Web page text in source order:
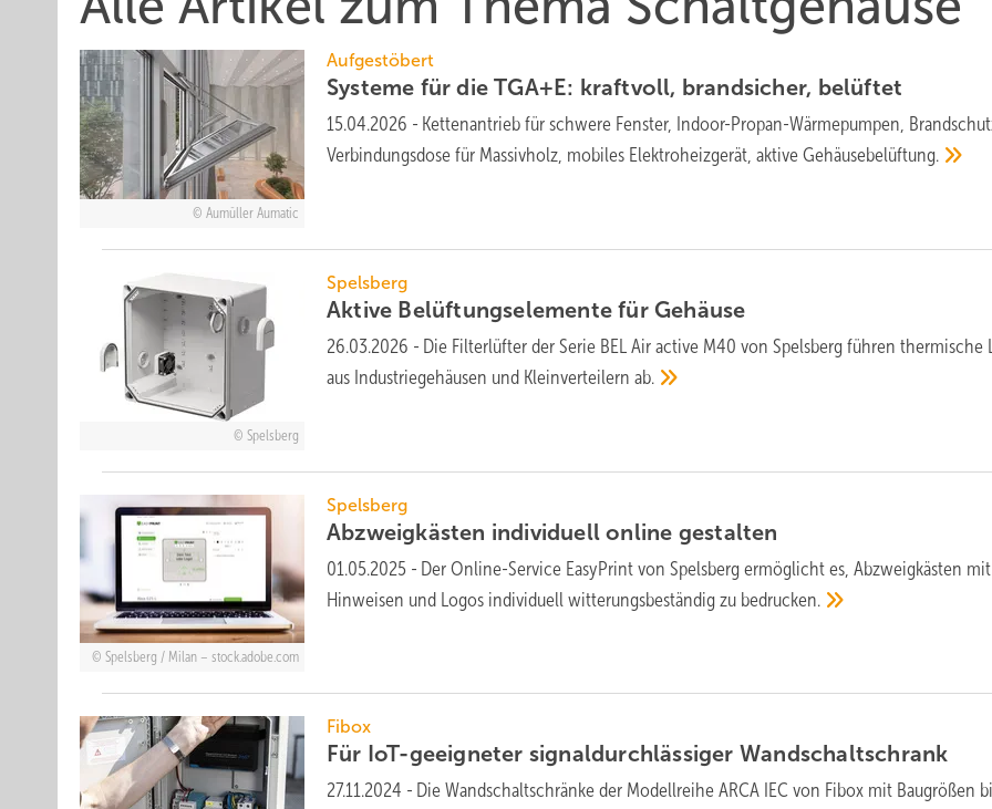
Aumüller Aumatic
Aufgestöbert
Systeme für die TGA+E: kraft­voll, brand­si­cher, be­lüf­tet
15.04.2026 - Kettenantrieb für schwere Fenster, Indoor-Propan-Wärmepumpen,
Verbindungsdose für Massivholz, mobiles Elektroheizgerät, aktiveGehäusebelüftung.
Spelsberg
Spelsberg
Aktive Belüftungselemente fürGehäuse
26.03.2026 - Die Filterlüfter der Serie BEL Air active M40 von Spelsberg füh­ren ther­mische
aus Industrie­ge­häusen und Klein­ver­teilernab.
Spelsberg / Milan – stock.adobe.com
Spelsberg
Abzweigkästen individuell online gestalten
01.05.2025 - Der Online-Service EasyPrint von Spelsberg ermöglicht es, Abzweigkästen mit
Hinweisen und Logos individuell witterungsbeständig zu bedrucken.
Fibox
Für IoT-geeigneter signal­durch­lässiger Wand­schalt­schrank
27.11.2024 - Die Wand­schalt­schrän­ke der Modell­reihe ARCA IEC von Fibox mit Bau­grö­ßen